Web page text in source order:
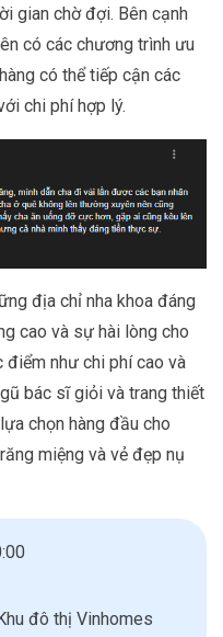
gian chờ đợi. Bên cạnh
có các chương trình ưu
có thể tiếp cận các
chi phí hợp lý.
địa chỉ nha khoa đáng
cao và sự hài lòng cho
điểm như chi phí cao và
bác sĩ giỏi và trang thiết
chọn hàng đầu cho
miệng và vẻ đẹp nụ
đô thị Vinhomes